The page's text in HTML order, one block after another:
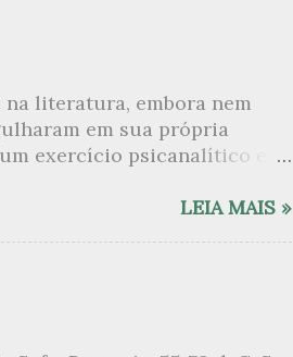
na literatura, embora nem
em sua própria
exercício psicanalítico e
se desnudam, livros que
sido lida como uma das
nomes como o de Anaïs
LEIA MAIS »